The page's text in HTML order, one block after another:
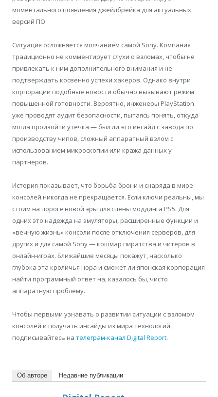
моментального появления джейлбрейка для актуальных
версий ПО.
Ситуация осложняется молчанием самой Sony. Компания
традиционно не комментирует слухи о взломах, чтобы не
привлекать к ним дополнительного внимания и не
подтверждать косвенно успехи хакеров. Однако внутри
корпорации подобные новости обычно вызывают режим
повышенной готовности. Вероятно, инженеры PlayStation
уже проводят аудит безопасности, пытаясь понять, откуда
могла произойти утечка — был ли это инсайд с завода по
производству чипов, сложный аппаратный взлом с
использованием микроскопии или кража данных у
партнеров.
История показывает, что борьба брони и снаряда в мире
консолей никогда не прекращается. Если ключи реальны, мы
стоим на пороге новой эры для сцены моддинга PS5. Для
одних это надежда на эмуляторы, расширенные функции и
«вечную жизнь» консоли после отключения серверов, для
других и для самой Sony — кошмар пиратства и читеров в
онлайн-играх. Ближайшие месяцы покажут, насколько
глубока эта кроличья нора и сможет ли японская корпорация
найти программный ответ на, казалось бы, чисто
аппаратную проблему.
Чтобы первыми узнавать о развитии ситуации с взломом
консолей и получать инсайды из мира технологий,
подписывайтесь на телеграм-канал Digital Report.
Об авторе Недавние публикации